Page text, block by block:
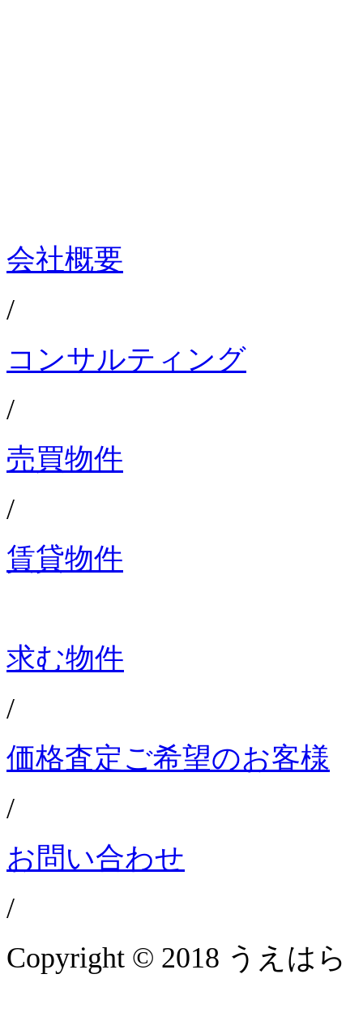
会社概要
/
コンサルティング
/
売買物件
/
賃貸物件
求む物件
/
価格査定ご希望のお客様
/
お問い合わせ
/
Copyright © 2018 うえは